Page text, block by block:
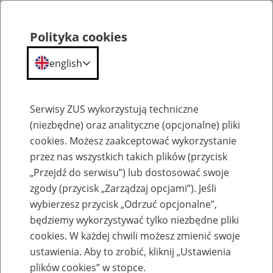
Komunikaty
Polityka cookies
english
Serwisy ZUS wykorzystują techniczne
(niezbędne) oraz analityczne (opcjonalne) pliki
cookies. Możesz zaakceptować wykorzystanie
przez nas wszystkich takich plików (przycisk
„Przejdź do serwisu”) lub dostosować swoje
zgody (przycisk „Zarządzaj opcjami”). Jeśli
wybierzesz przycisk „Odrzuć opcjonalne”,
będziemy wykorzystywać tylko niezbędne pliki
cookies. W każdej chwili możesz zmienić swoje
ustawienia. Aby to zrobić, kliknij „Ustawienia
plików cookies” w stopce.